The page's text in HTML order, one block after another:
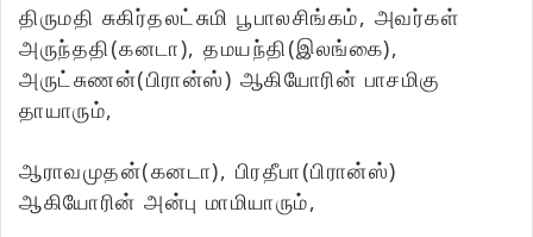
திருமதி சுகிர்தலட்சுமி பூபாலசிங்கம், அவர்கள்
அருந்ததி(கனடா), தமயந்தி(இலங்கை),
அருட்சுணன்(பிரான்ஸ்) ஆகியோரின் பாசமிகு
தாயாரும்,
ஆராவமுதன்(கனடா), பிரதீபா(பிரான்ஸ்)
ஆகியோரின் அன்பு மாமியாரும்,